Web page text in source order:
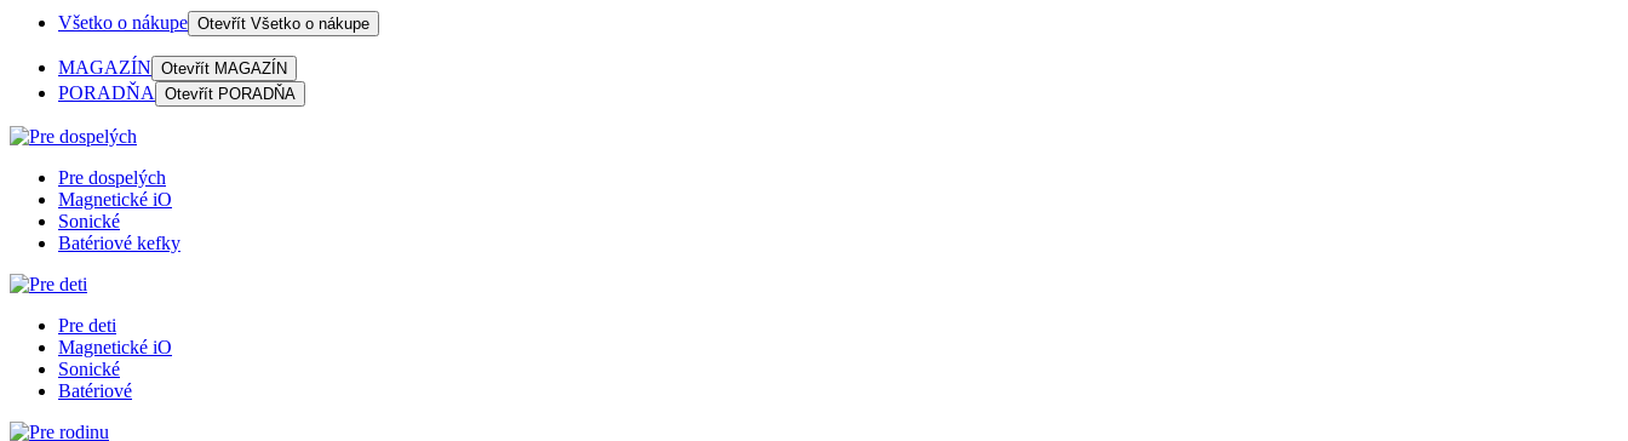
Všetko o nákupe Otevřít Všetko o nákupe
MAGAZÍN Otevřít MAGAZÍN
PORADŇA Otevřít PORADŇA
Pre dospelých
Magnetické iO
Sonické
Batériové kefky
Pre deti
Magnetické iO
Sonické
Batériové